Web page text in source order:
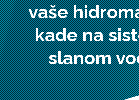
vaše
kade na
slanom